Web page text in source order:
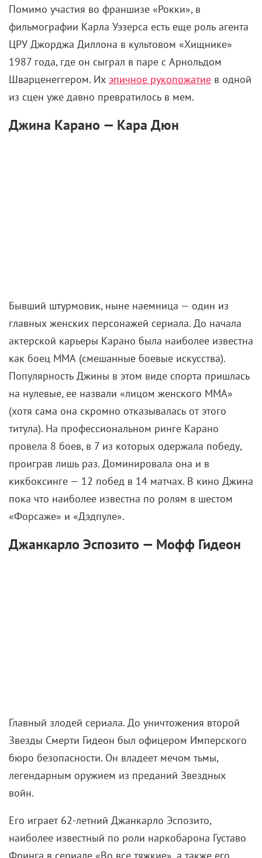
Помимо участия во франшизе «Рокки», в
фильмографии Карла Уэзерса есть еще роль агента
ЦРУ Джорджа Диллона в культовом «Хищнике»
1987 года, где он сыграл в паре с Арнольдом
Шварценеггером. Их эпичное рукопожатие в одной
из сцен уже давно превратилось в мем.
Джина Карано — Кара Дюн
Бывший штурмовик, ныне наемница — один из
главных женских персонажей сериала. До начала
актерской карьеры Карано была наиболее известна
как боец ММА (смешанные боевые искусства).
Популярность Джины в этом виде спорта пришлась
на нулевые, ее назвали «лицом женского ММА»
(хотя сама она скромно отказывалась от этого
титула). На профессиональном ринге Карано
провела 8 боев, в 7 из которых одержала победу,
проиграв лишь раз. Доминировала она и в
кикбоксинге — 12 побед в 14 матчах. В кино Джина
пока что наиболее известна по ролям в шестом
«Форсаже» и «Дэдпуле».
Джанкарло Эспозито — Мофф Гидеон
Главный злодей сериала. До уничтожения второй
Звезды Смерти Гидеон был офицером Имперского
бюро безопасности. Он владеет мечом тьмы,
легендарным оружием из преданий Звездных
войн.
Его играет 62-летний Джанкарло Эспозито,
наиболее известный по роли наркобарона Густаво